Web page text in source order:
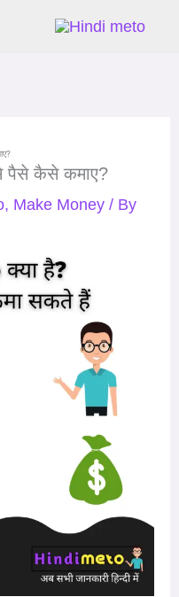
पैसे कैसे कमाए?
, Make Money/ By